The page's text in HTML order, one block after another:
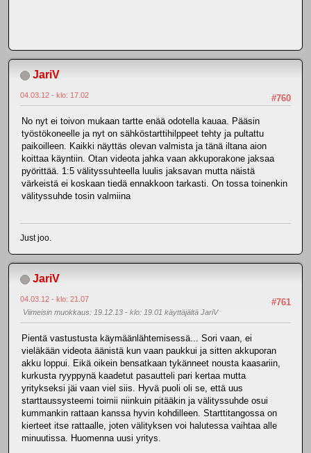
JariV
#760
04.03.12 - klo: 17.02
No nyt ei toivon mukaan tartte enää odotella kauaa. Pääsin
työstökoneelle ja nyt on sähköstarttihilppeet tehty ja pultattu
paikoilleen. Kaikki näyttäs olevan valmista ja tänä iltana aion
koittaa käyntiin. Otan videota jahka vaan akkuporakone jaksaa
pyörittää. 1:5 välityssuhteella luulis jaksavan mutta näistä
värkeistä ei koskaan tiedä ennakkoon tarkasti. On tossa toinenkin
välityssuhde tosin valmiina
Just joo.
JariV
#761
04.03.12 - klo: 21.07
Viimeisin muokkaus: 19.12.13 - klo: 19.01 käyttäjältä JariV
Pientä vastustusta käymäänlähtemisessä... Sori vaan, ei
vieläkään videota äänistä kun vaan paukkui ja sitten akkuporan
akku loppui. Eikä oikein bensatkaan tykänneet nousta kaasariin,
kurkusta ryyppynä kaadetut pasautteli pari kertaa mutta
yritykseksi jäi vaan viel siis. Hyvä puoli oli se, että uus
starttaussysteemi toimii niinkuin pitääkin ja välityssuhde osui
kummankin rattaan kanssa hyvin kohdilleen. Starttitangossa on
kierteet itse rattaalle, joten välityksen voi halutessa vaihtaa alle
minuutissa. Huomenna uusi yritys.